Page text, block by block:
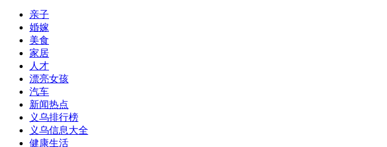
亲子
婚嫁
美食
家居
人才
漂亮女孩
汽车
新闻热点
义乌排行榜
义乌信息大全
健康生活